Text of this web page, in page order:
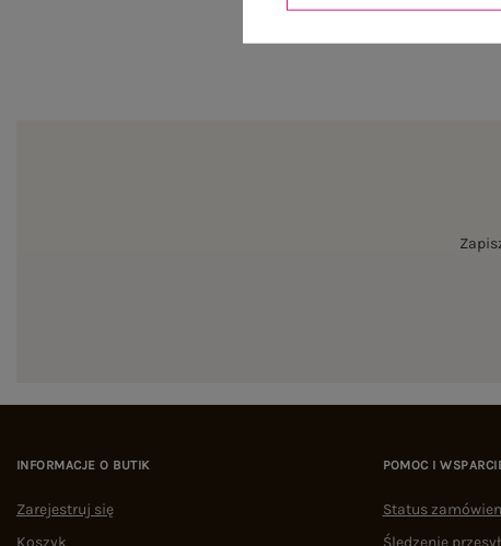
INFORMACJE O BUTIK
Zarejestruj się
Koszyk
POMOC I
Status
Śledzenie